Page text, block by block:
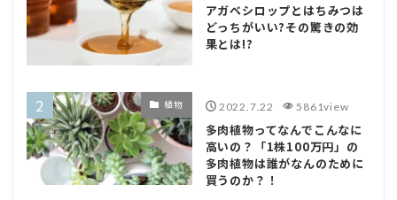
アガベシロップとはちみつは
どっちがいい?その驚きの効
果とは!?
植物 2022.7.22 5861view
多肉植物ってなんでこんなに
高いの？「1株100万円」の
多肉植物は誰がなんのために
買うのか？！